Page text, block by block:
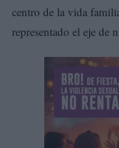
centro de la vida
representado el eje de